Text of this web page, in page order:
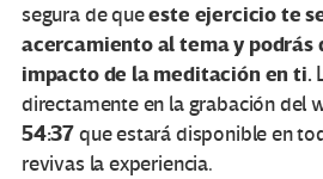
segura de queeste ejerciciote
acercamiento al tema y podrás
impacto de la meditación en ti.
directamente en la grabación del
54:37que estará disponible en
revivas la experiencia.